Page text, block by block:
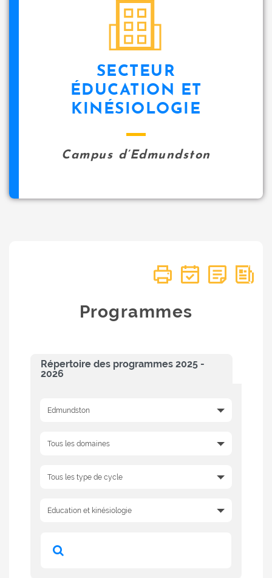
SECTEUR
ÉDUCATION ET
KINÉSIOLOGIE
Campus d’Edmundston
Programmes
Répertoire des programmes 2025 -
2026